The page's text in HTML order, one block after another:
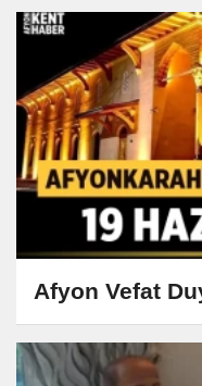
Afyon Vefat